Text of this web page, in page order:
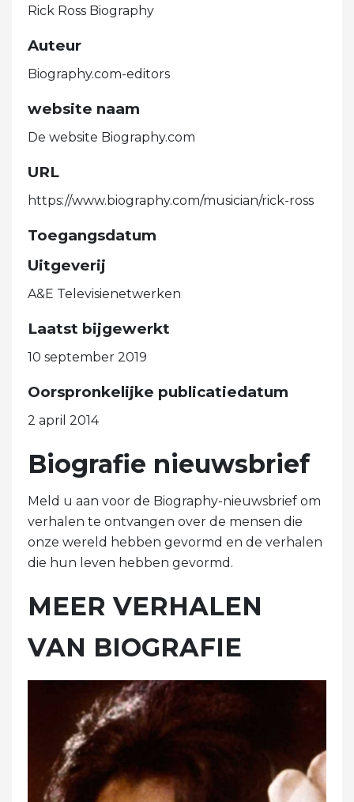
Rick Ross Biography
Auteur
Biography.com-editors
website naam
De website Biography.com
URL
https://www.biography.com/musician/rick-ross
Toegangsdatum
Uitgeverij
A&E Televisienetwerken
Laatst bijgewerkt
10 september 2019
Oorspronkelijke publicatiedatum
2 april 2014
Biografie nieuwsbrief
Meld u aan voor de Biography-nieuwsbrief om
verhalen te ontvangen over de mensen die
onze wereld hebben gevormd en de verhalen
die hun leven hebben gevormd.
MEER VERHALEN
VAN BIOGRAFIE